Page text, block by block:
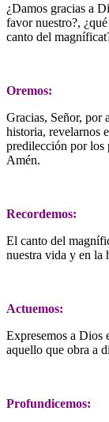
¿Damos gracias a
favor nuestro?,
canto del
Oremos:
Gracias, Señor, por
historia, revelarnos
predilección por los
Amén.
Recordemos:
El canto del
nuestra vida y en la
Actuemos:
Expresemos a Dios
aquello que obra a
Profundicemos: